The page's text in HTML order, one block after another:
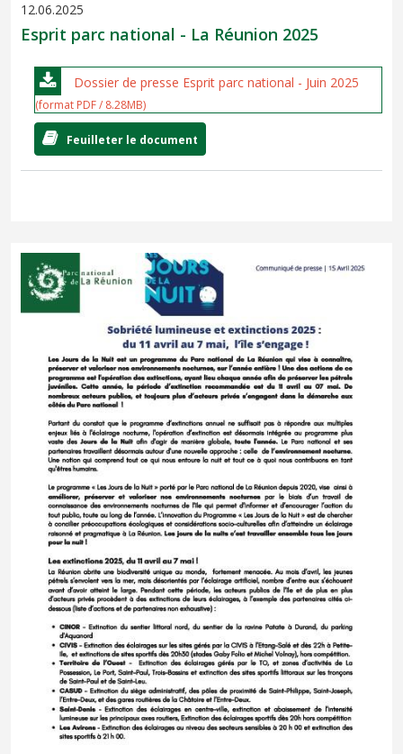
12.06.2025
Esprit parc national - La Réunion 2025
Dossier de presse Esprit parc national - Juin 2025
(format PDF / 8.28MB)
Feuilleter le document